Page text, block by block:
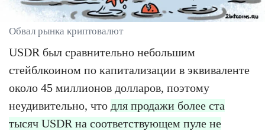
Обвал рынка криптовалют
USDR был сравнительно небольшим
стейблкоином по капитализации в эквиваленте
около 45 миллионов долларов, поэтому
неудивительно, что для продажи более ста
тысяч USDR на соответствующем пуле не